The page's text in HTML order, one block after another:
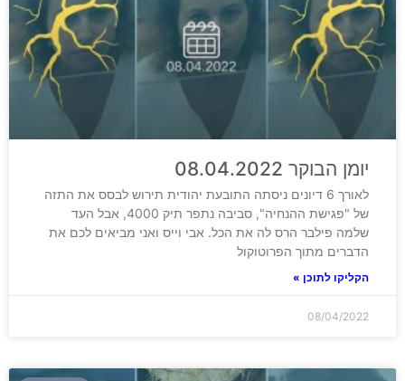
יומן הבוקר 08.04.2022
לאורך 6 דיונים ניסתה התובעת יהודית תירוש לבסס את התזה
של "פגישת ההנחיה", סביבה נתפר תיק 4000, אבל העד
שלמה פילבר הרס לה את הכל. אבי וייס ואני מביאים לכם את
הדברים מתוך הפרוטוקול
הקליקו לתוכן »
08/04/2022